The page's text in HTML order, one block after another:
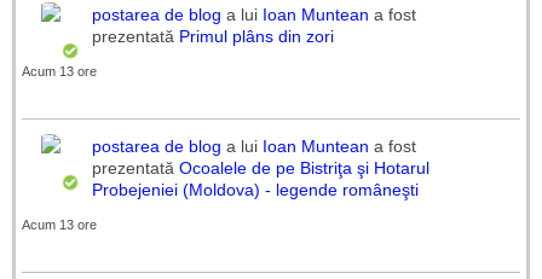
postarea de blog a lui Ioan Muntean a fost
prezentată Primul plâns din zori
Acum 13 ore
postarea de blog a lui Ioan Muntean a fost
prezentată Ocoalele de pe Bistriţa şi Hotarul
Probejeniei (Moldova) - legende româneşti
Acum 13 ore